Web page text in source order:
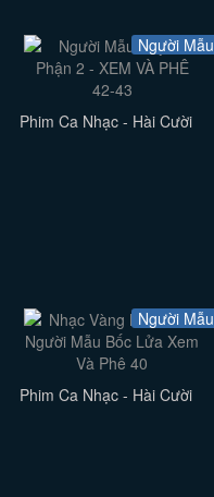
Người Mẫu
Phim Ca Nhạc - Hài Cười
Người Mẫu
Phim Ca Nhạc - Hài Cười